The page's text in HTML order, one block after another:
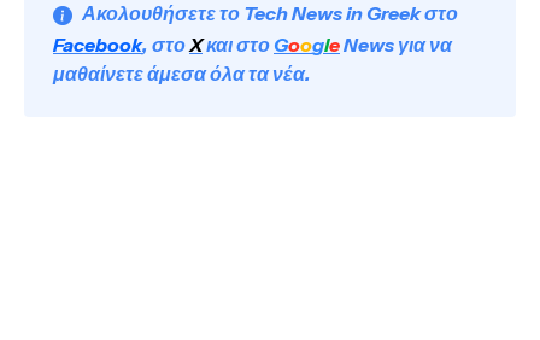
Ακολουθήσετε το Tech News in Greek στο
Facebook, στοXκαι στο GoogleNews για να
μαθαίνετε άμεσα όλα τα νέα.